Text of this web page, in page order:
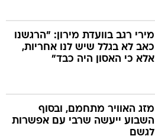
מירי רגב בוועדת מירון: "הרגשנו
כאב לא בגלל שיש לנו אחריות,
אלא כי האסון היה כבד"
מזג האוויר מתחמם, ובסוף
השבוע ייעשה שרבי עם אפשרות
לגשם